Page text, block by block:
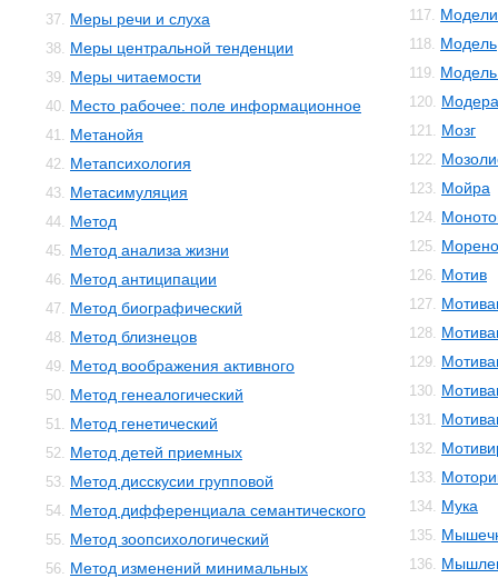
37. Меры речи и слуха
38. Меры центральной тенденции
39. Меры читаемости
40. Место рабочее: поле информационное
41. Метанойя
42. Метапсихология
43. Метасимуляция
44. Метод
45. Метод анализа жизни
46. Метод антиципации
47. Метод биографический
48. Метод близнецов
49. Метод воображения активного
50. Метод генеалогический
51. Метод генетический
52. Метод детей приемных
53. Метод дисскусии групповой
54. Метод дифференциала семантического
55. Метод зоопсихологический
56. Метод изменений минимальных
117.
118. Модель
119. Модель
120.
121. Мозг
122.
123. Мойра
124.
125.
126. Мотив
127.
128.
129.
130.
131.
132.
133.
134. Мука
135.
136.